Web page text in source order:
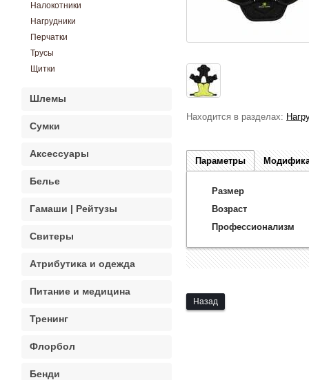
Находится в разделах:
Параметры
Размер
Возраст
Профессионализм
Назад
Налокотники
Нагрудники
Перчатки
Трусы
Щитки
Шлемы
Сумки
Аксессуары
Белье
Гамаши | Рейтузы
Свитеры
Атрибутика и одежда
Питание и медицина
Тренинг
Флорбол
Бенди